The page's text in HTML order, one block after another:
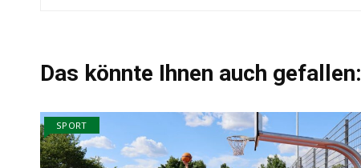
Das könnte Ihnen auch gefallen:
SPORT